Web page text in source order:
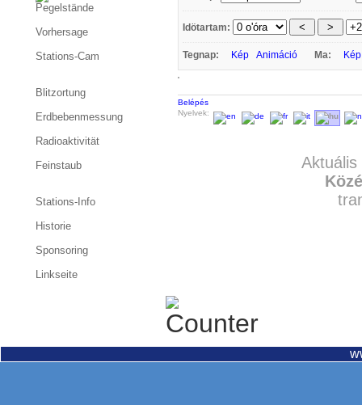
Idötartam:
Tegnap: Kép Animáció Ma: Kép
Belépés
Nyelvek:
Pegelstände
Vorhersage
Stations-Cam
Blitzortung
Erdbebenmessung
Radioaktivität
Feinstaub
Stations-Info
Historie
Sponsoring
Linkseite